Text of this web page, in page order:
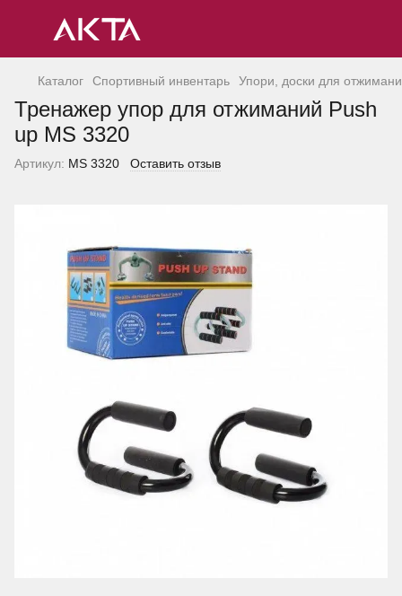
Каталог Спортивный инвентарь Упори, доски для
Тренажер упор для отжиманий Push
up MS 3320
Артикул: MS 3320 Оставить отзыв